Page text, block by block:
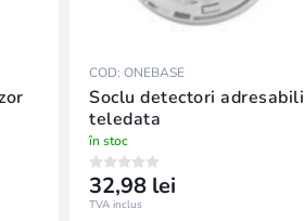
COD: ONEBASE
Soclu detectori adresabili
teledata
în stoc
32,98 lei
TVA inclus